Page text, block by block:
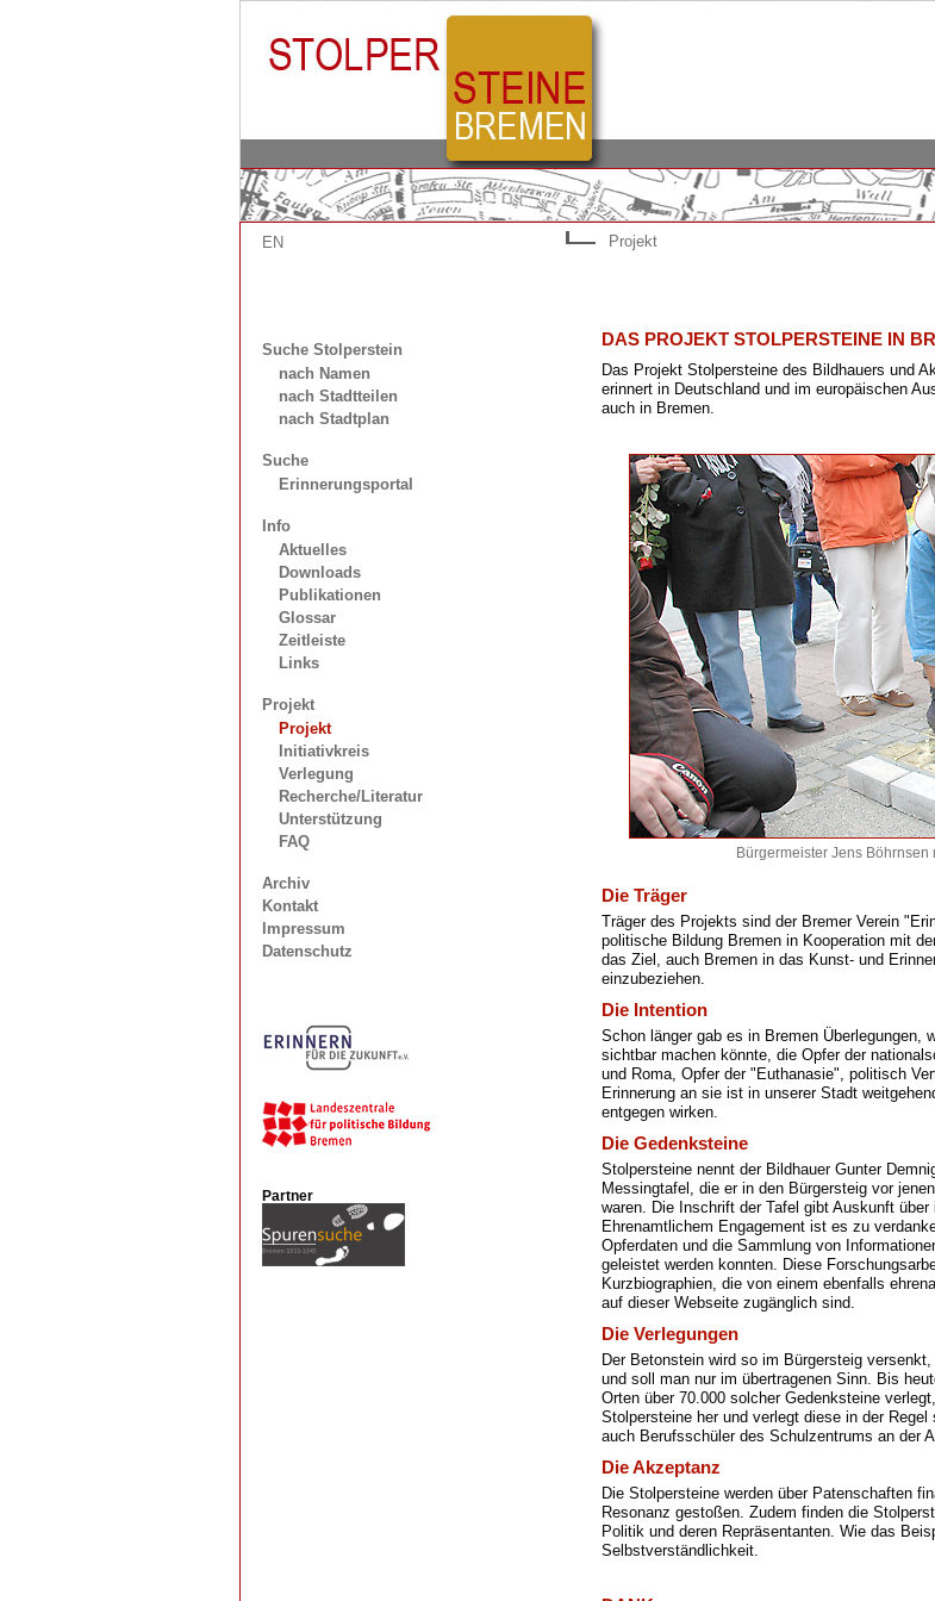
EN
Suche Stolperstein
nach Namen
nach Stadtteilen
nach Stadtplan
Suche
Erinnerungsportal
Info
Aktuelles
Downloads
Publikationen
Glossar
Zeitleiste
Links
Projekt
Projekt
Initiativkreis
Verlegung
Recherche/Literatur
Unterstützung
FAQ
Archiv
Kontakt
Impressum
Datenschutz
Partner
Projekt
DAS PROJEKT STOLPERSTEINE IN
Das Projekt Stolpersteine des Bildhauers und
erinnert in Deutschland und im europäischen
auch in Bremen.
Bürgermeister Jens
Die Träger
Träger des Projekts sind der Bremer Verein
politische Bildung Bremen in Kooperation mit
das Ziel, auch Bremen in das Kunst- und
einzubeziehen.
Die Intention
Schon länger gab es in Bremen Überlegungen,
sichtbar machen könnte, die Opfer der
und Roma, Opfer der "Euthanasie", politisch
Erinnerung an sie ist in unserer Stadt
entgegen wirken.
Die Gedenksteine
Stolpersteine nennt der Bildhauer Gunter
Messingtafel, die er in den Bürgersteig vor
waren. Die Inschrift der Tafel gibt Auskunft
Ehrenamtlichem Engagement ist es zu
Opferdaten und die Sammlung von
geleistet werden konnten. Diese
Kurzbiographien, die von einem ebenfalls
auf dieser Webseite zugänglich sind.
Die Verlegungen
Der Betonstein wird so im Bürgersteig
und soll man nur im übertragenen Sinn. Bis
Orten über 70.000 solcher Gedenksteine
Stolpersteine her und verlegt diese in der
auch Berufsschüler des Schulzentrums an der
Die Akzeptanz
Die Stolpersteine werden über Patenschaften
Resonanz gestoßen. Zudem finden die
Politik und deren Repräsentanten. Wie das
Selbstverständlichkeit.